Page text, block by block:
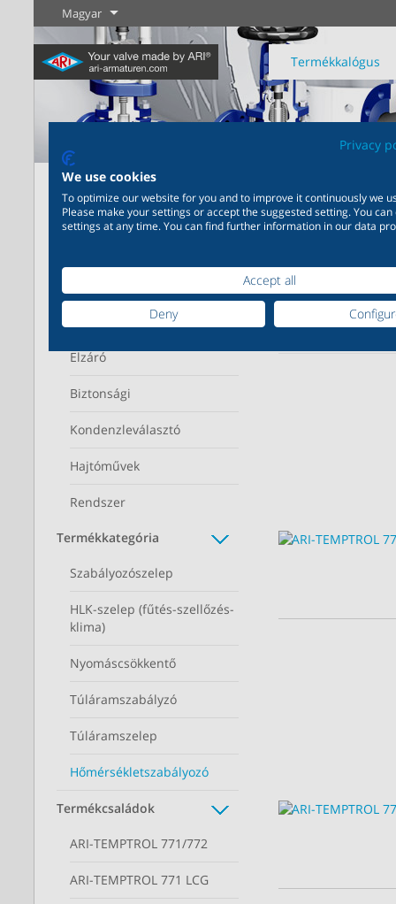
Magyar
Termékkalógus
Új termékek Szabályozás Elzárás
Ipar
Széleskörű alkalmazhatóság
termék az ipar számára
Vegyipar
Igény szerinti, egymásra
termékmegoldások 200.000
változat a vegyipar számára
Home Termékkalógus
Kijelölt6találatok
Keresés pontosítása
Elzáró
Biztonsági
Kondenzleválasztó
Hajtóművek
Rendszer
Termékkategória
Szabályozószelep
HLK-szelep (fűtés-szellőzés-
klima)
Nyomáscsökkentő
Túláramszabályzó
Túláramszelep
Hőmérsékletszabályozó
Termékcsaládok
ARI-TEMPTROL 771/772
ARI-TEMPTROL 771 LCG
Privacy
We use cookies
To optimize our website for you and to improve it continuously we
Please make your settings or accept the suggested setting. You
settings at any time. You can find further information in our data
Accept all
Deny